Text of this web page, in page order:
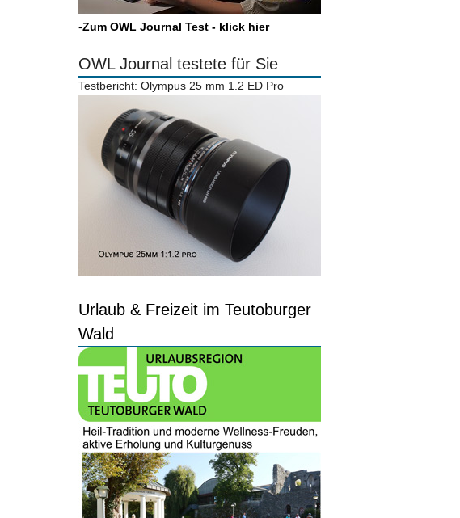
-Zum OWL Journal Test - klick hier
OWL Journal testete für Sie
Testbericht: Olympus 25 mm 1.2 ED Pro
Urlaub & Freizeit im Teutoburger
Wald